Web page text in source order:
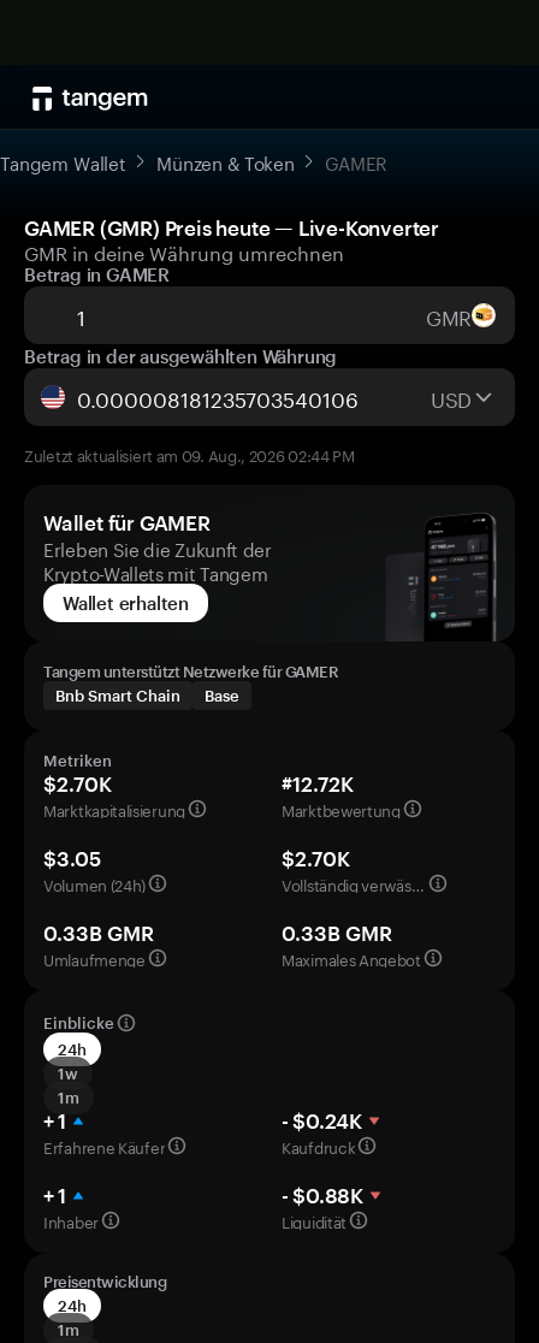
Tangem Wallet Münzen & Token GAMER
GAMER (GMR) Preis heute — Live-Konverter
GMR in deine Währung umrechnen
Betrag in GAMER
GMR
Betrag in der ausgewählten Währung
USD
Zuletzt aktualisiert am 09. Aug., 2026 02:44 PM
Wallet für GAMER
Erleben Sie die Zukunft der
Krypto-Wallets mit Tangem
Wallet erhalten
Tangem unterstützt Netzwerke für GAMER
Bnb Smart Chain
Base
Metriken
$2.70K
Marktkapitalisierung
#12.72K
Marktbewertung
$3.05
Volumen (24h)
$2.70K
Vollständig verwässerte Bewertung
0.33B GMR
Umlaufmenge
0.33B GMR
Maximales Angebot
Einblicke
24h
1w
1m
+ 1
Erfahrene Käufer
- $0.24K
Kaufdruck
+ 1
Inhaber
- $0.88K
Liquidität
Preisentwicklung
24h
1m